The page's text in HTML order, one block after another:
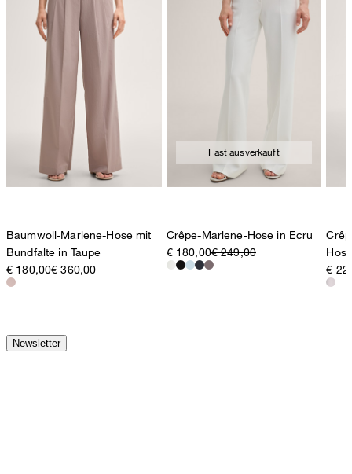
Baumwoll-Marlene-Hose mit
Bundfalte in Taupe
€ 180,00€ 360,00
Fast ausverkauft
Crêpe-Marlene-Hose in Ecru
€ 180,00€ 249,00
€
Newsletter